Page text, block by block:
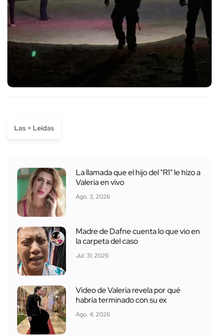
Las + Leídas
La llamada que el hijo del "R1" le hizo a
Valeria en vivo
Ago. 3, 2026
Madre de Dafne cuenta lo que vio en
la carpeta del caso
Jul. 31, 2026
Video de Valeria revela por qué
habría terminado con su ex
Ago. 4, 2026